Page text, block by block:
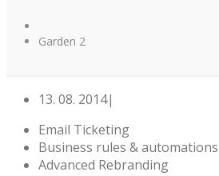
Garden 2
13. 08. 2014|
Email Ticketing
Business rules & automations
Advanced Rebranding